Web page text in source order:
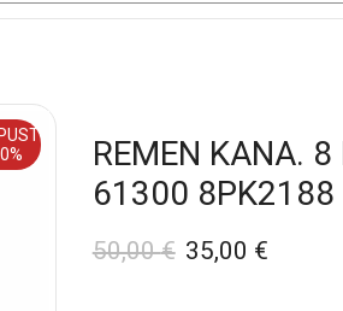
REMEN KANA.
61300 8PK2188
50,00€ 35,00 €